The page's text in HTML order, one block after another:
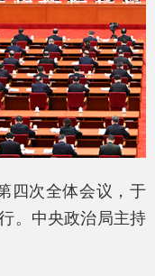
四次全体会议，于
。中央政治局主持